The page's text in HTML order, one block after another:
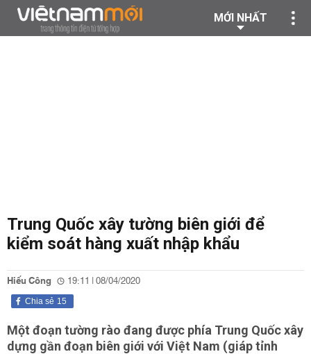
MỚI NHẤT
Trung Quốc xây tường biên giới để
kiểm soát hàng xuất nhập khẩu
Hiếu Công 19:11 | 08/04/2020
15
Chia sẻ
Một đoạn tường rào đang được phía Trung Quốc xây
dựng gần đoạn biên giới với Việt Nam (giáp tỉnh